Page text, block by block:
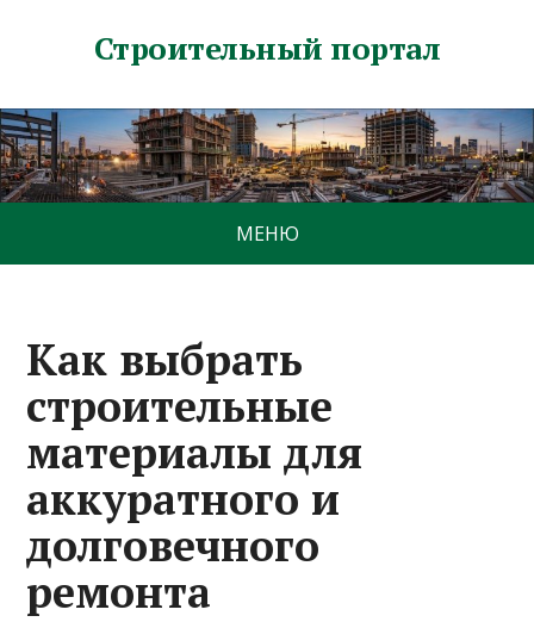
Строительный портал
МЕНЮ
Как выбрать
строительные
материалы для
аккуратного и
долговечного
ремонта